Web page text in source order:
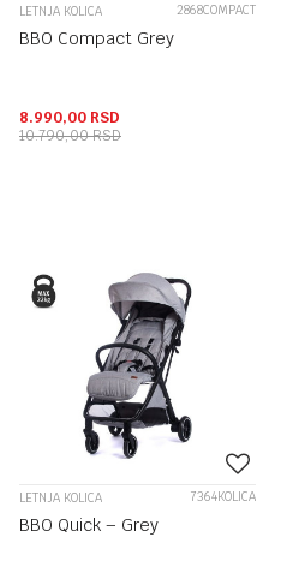
LETNJA KOLICA 2868COMPACT
BBO Compact Grey
8.990,00 RSD
10.790,00RSD
LETNJA KOLICA 7364KOLICA
BBO Quick – Grey